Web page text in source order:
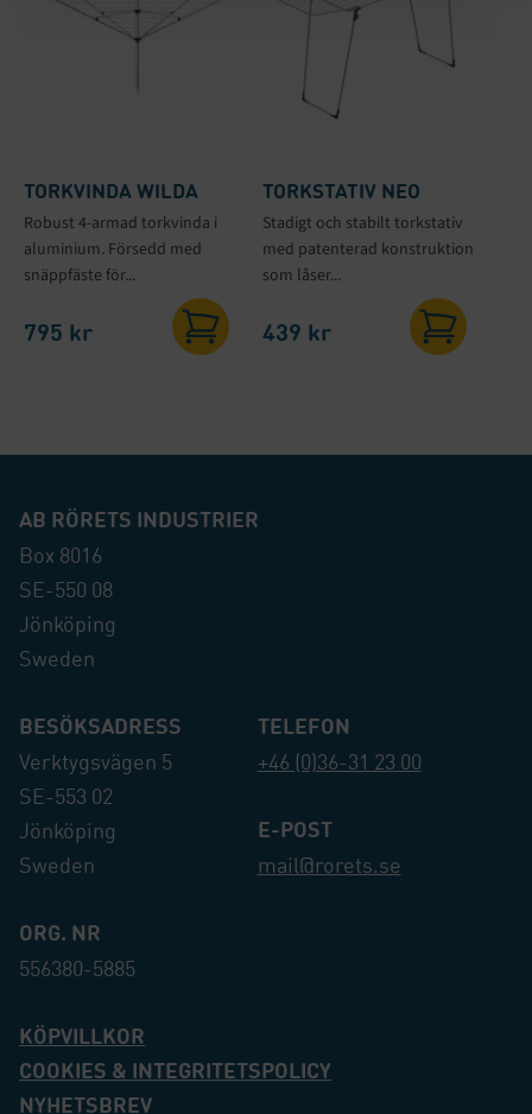
TORKVINDA WILDA
Robust 4-armad torkvinda i
aluminium. Försedd med
snäppfäste för...
795 kr
TORKSTATIV NEO
Stadigt och stabilt torkstativ
med patenterad konstruktion
som låser...
439 kr
AB RÖRETS INDUSTRIER
Box 8016
SE-550 08
Jönköping
Sweden
BESÖKSADRESS
Verktygsvägen 5
SE-553 02
Jönköping
Sweden
TELEFON
+46 (0)36-31 23 00
E-POST
mail@rorets.se
ORG. NR
556380-5885
KÖPVILLKOR
COOKIES & INTEGRITETSPOLICY
NYHETSBREV